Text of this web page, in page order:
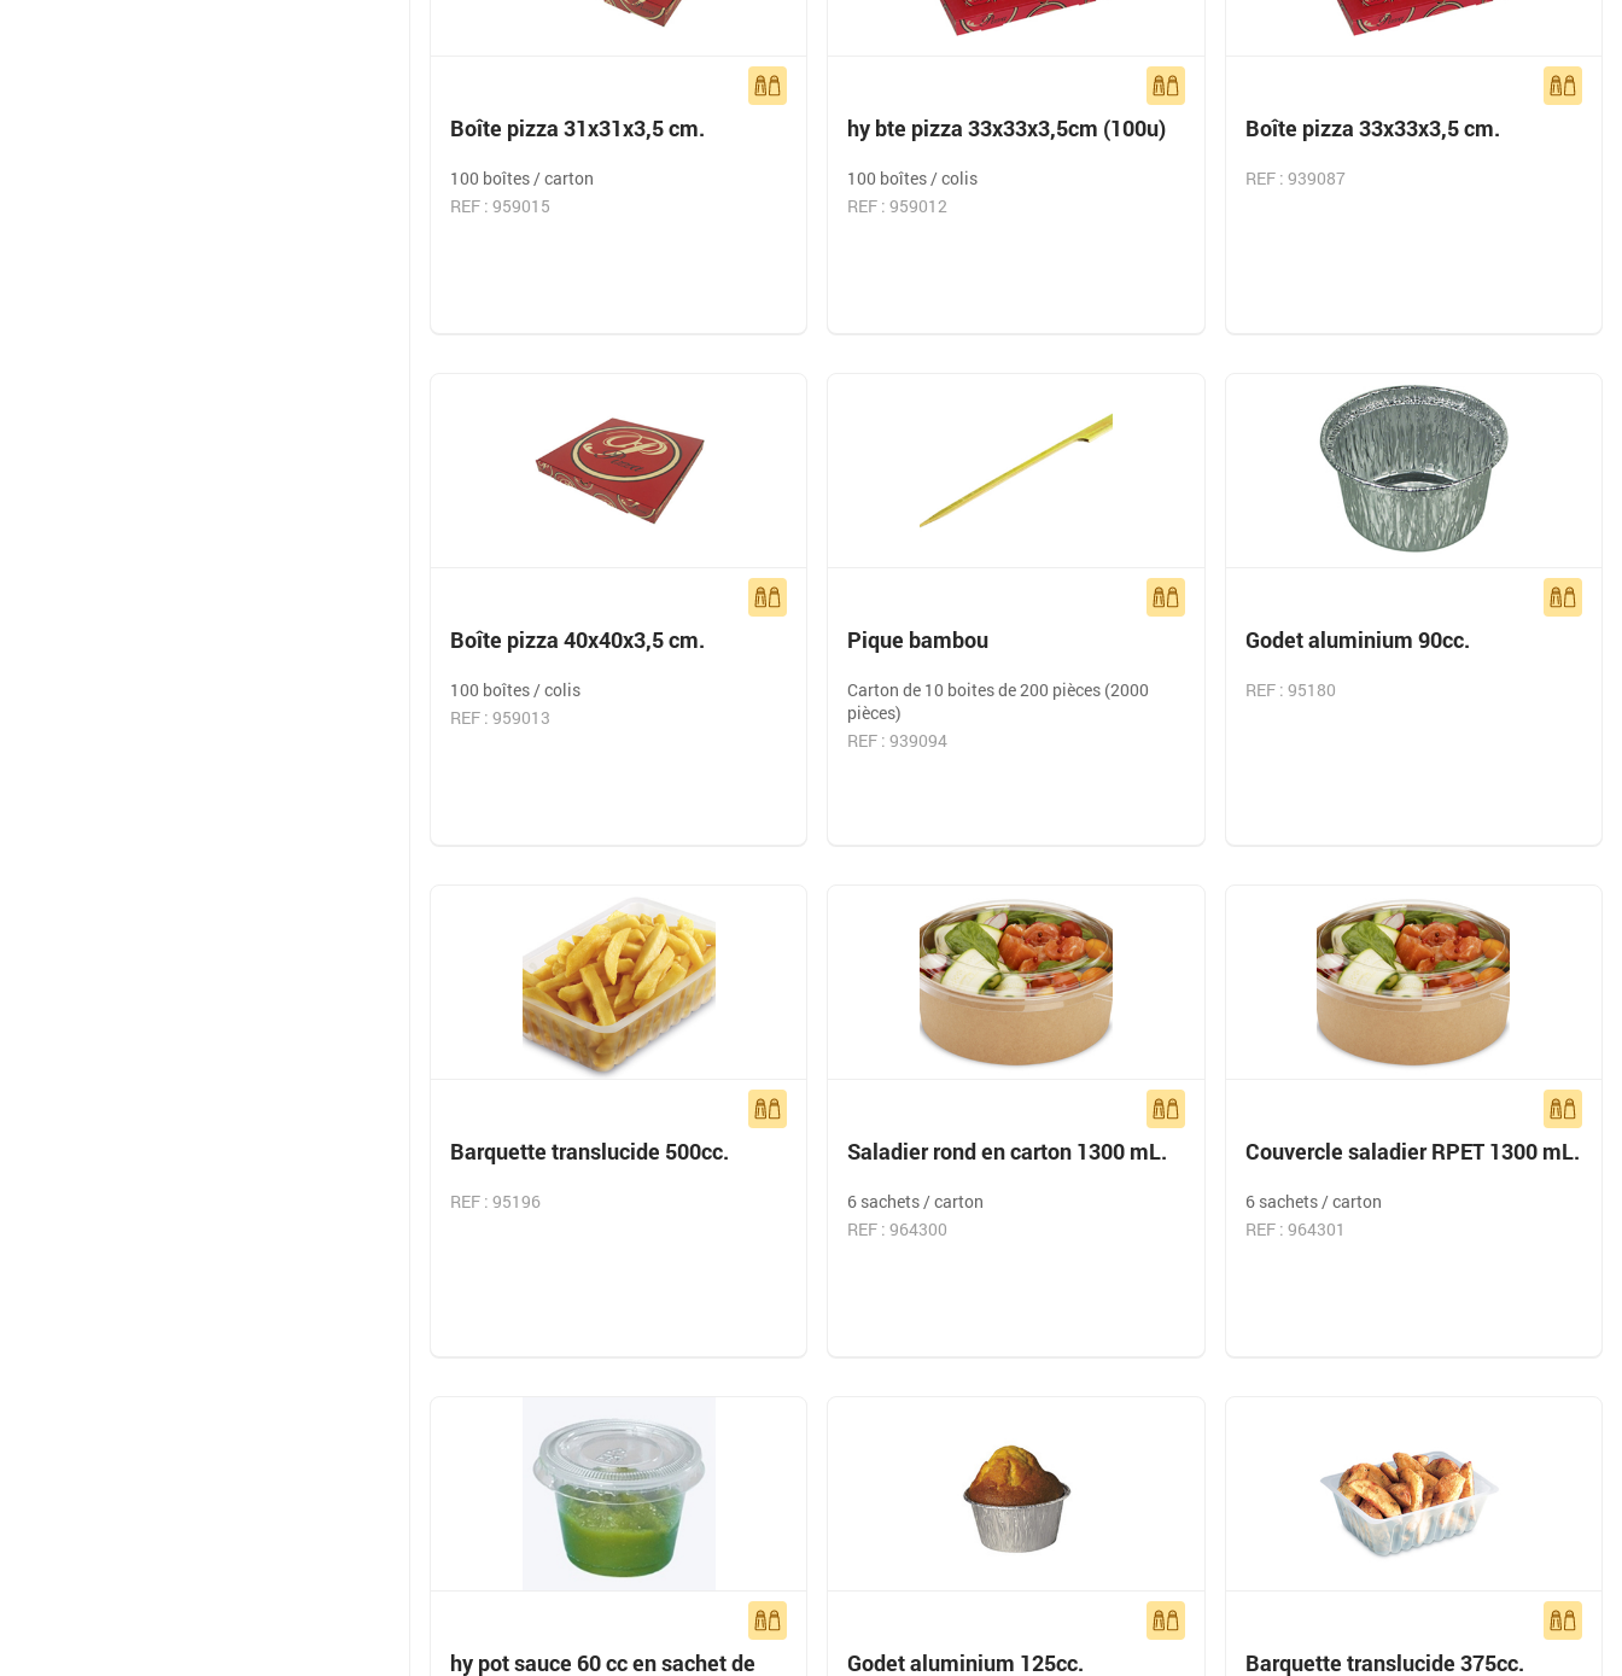
Boîte pizza 31x31x3,5 cm.
100 boîtes / carton
REF : 959015
hy bte pizza 33x33x3,5cm (100u)
100 boîtes / colis
REF : 959012
Boîte pizza 33x33x3,5 cm.
REF : 939087
Boîte pizza 40x40x3,5 cm.
100 boîtes / colis
REF : 959013
Pique bambou
Carton de 10 boites de 200 pièces (2000
pièces)
REF : 939094
Godet aluminium 90cc.
REF : 95180
Barquette translucide 500cc.
REF : 95196
Saladier rond en carton 1300 mL.
6 sachets / carton
REF : 964300
Couvercle saladier RPET 1300 mL.
6 sachets / carton
REF : 964301
hy pot sauce 60 cc en sachet de Godet aluminium 125cc. Barquette translucide 375cc.